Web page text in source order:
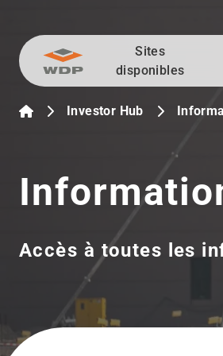
Allez au contenu
Sites
disponibles
Investor Hub
Accès à toutes les